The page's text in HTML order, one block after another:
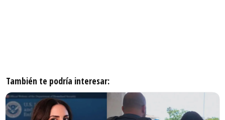
También te podría interesar: